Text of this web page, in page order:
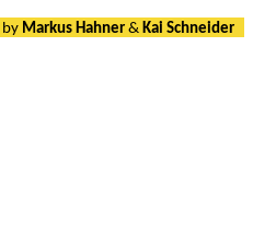
by Markus Hahner & Kai Schneider